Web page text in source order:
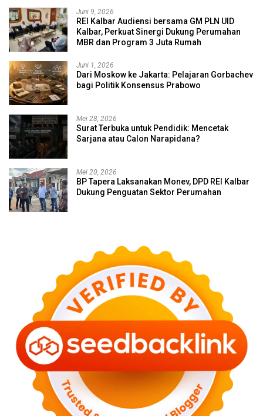
Juni 9, 2026
REI Kalbar Audiensi bersama GM PLN UID
Kalbar, Perkuat Sinergi Dukung Perumahan
MBR dan Program 3 Juta Rumah
Juni 1, 2026
Dari Moskow ke Jakarta: Pelajaran Gorbachev
bagi Politik Konsensus Prabowo
Mei 28, 2026
Surat Terbuka untuk Pendidik: Mencetak
Sarjana atau Calon Narapidana?
Mei 20, 2026
BP Tapera Laksanakan Monev, DPD REI Kalbar
Dukung Penguatan Sektor Perumahan